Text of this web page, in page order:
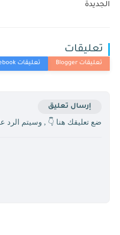
الجديدة
تعليقات
إرسال تعليق
ضع تعليقك هنا 👇 , وسيتم